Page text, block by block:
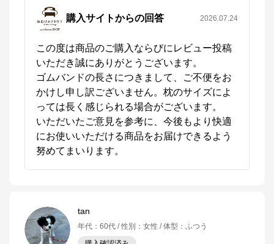
購入サイトからの回答 2026.07.24
この度は商品のご購入ならびにレビュー投稿
いただき誠にありがとうございます。
ゴムバンドの長さにつきまして、ご不便をお
かけし申し訳ございません。枕のサイズによ
っては長く感じられる場合がございます。
いただいたご意見を参考に、今後もより快適
にお使いいただける商品をお届けできるよう
努めてまいります。
tan
年代 ： 60代 性別 ： 女性 体型 ： ふつう